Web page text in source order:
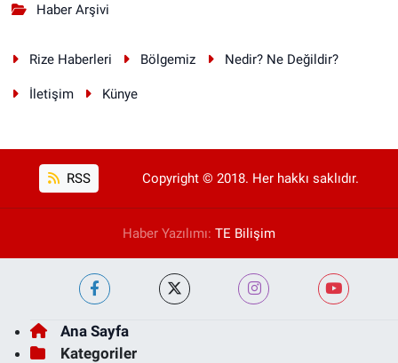
Haber Arşivi
Rize Haberleri Bölgemiz Nedir? Ne Değildir?
İletişim Künye
RSS Copyright © 2018. Her hakkı saklıdır.
Haber Yazılımı: TE Bilişim
Ana Sayfa
Kategoriler